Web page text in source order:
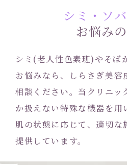
シミ・ソ
お悩み
シミ(老人性色素班)やそば
お悩みなら、しらさぎ美容
相談ください。 当クリニッ
か扱えない特殊な機器を用
肌の状態に応じて、適切な
提供しています。